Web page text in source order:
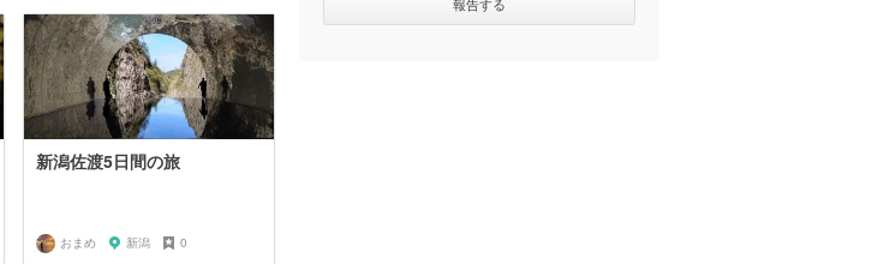
新潟佐渡5日間の旅
おまめ 新潟 0